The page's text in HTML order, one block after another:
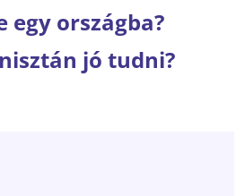
egy országba?
jó tudni?